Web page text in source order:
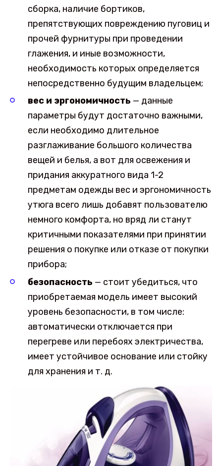
сборка, наличие бортиков,
препятствующих повреждению пуговиц и
прочей фурнитуры при проведении
глажения, и иные возможности,
необходимость которых определяется
непосредственно будущим владельцем;
вес и эргономичность — данные
параметры будут достаточно важными,
если необходимо длительное
разглаживание большого количества
вещей и белья, а вот для освежения и
придания аккуратного вида 1-2
предметам одежды вес и эргономичность
утюга всего лишь добавят пользователю
немного комфорта, но вряд ли станут
критичными показателями при принятии
решения о покупке или отказе от покупки
прибора;
безопасность — стоит убедиться, что
приобретаемая модель имеет высокий
уровень безопасности, в том числе:
автоматически отключается при
перегреве или перебоях электричества,
имеет устойчивое основание или стойку
для хранения и т. д.